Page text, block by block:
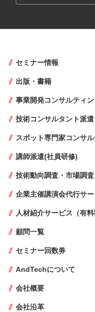
セミナー情報
出版・書籍
事業開発コンサルティ
技術コンサルタント派遣
スポット専門家コンサ
講師派遣(社員研修)
技術動向調査・市場調
企業主催講演会代行サ
人材紹介サービス（有料
顧問一覧
セミナー回数券
AndTechについて
会社概要
会社沿革